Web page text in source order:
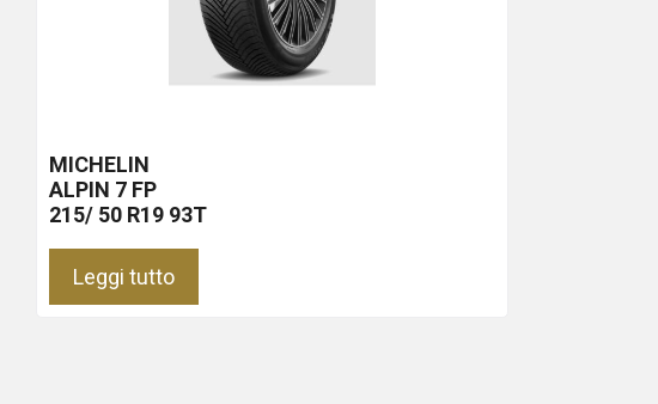
MICHELIN
ALPIN 7 FP
215/ 50 R19 93T
Leggi tutto